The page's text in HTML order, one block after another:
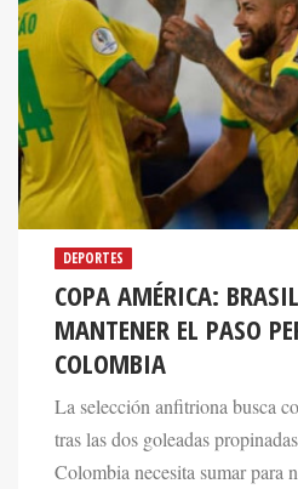
DEPORTES
COPA AMÉRICA:
MANTENER EL PASO
COLOMBIA
La selección anfitriona busca
tras las dos goleadas
Colombia necesita sumar para